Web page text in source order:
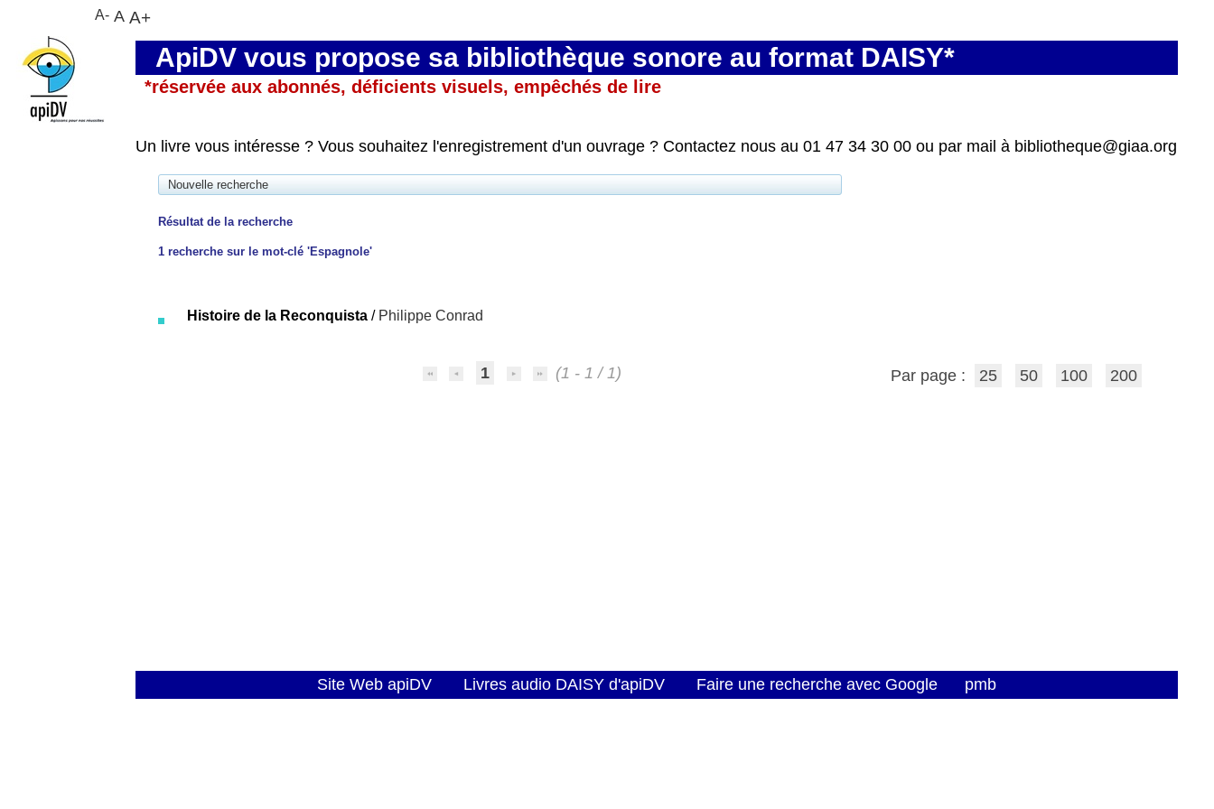
ApiDV vous propose sa bibliothèque sonore au format DAISY*
*réservée aux abonnés, déficients visuels, empêchés de lire
Un livre vous intéresse ? Vous souhaitez l'enregistrement d'un ouvrage ? Contactez nous au 01 47 34 30 00 ou par mail à bibliotheque@giaa.org
Nouvelle recherche
Résultat de la recherche
1 recherche sur le mot-clé 'Espagnole'
Histoire de la Reconquista / Philippe Conrad
1 (1 - 1 / 1) Par page : 25 50 100 200
Site Web apiDV Livres audio DAISY d'apiDV Faire une recherche avec Google pmb
A- A A+